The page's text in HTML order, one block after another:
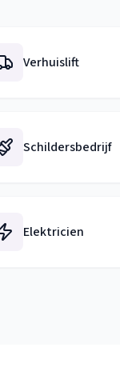
Verhuislift
Schildersbedrijf
Elektricien